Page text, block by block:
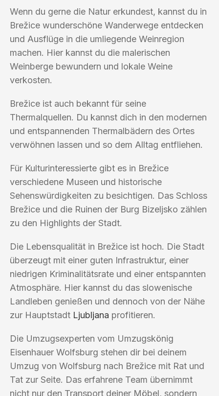
Wenn du gerne die Natur erkundest, kannst du in
Brežice wunderschöne Wanderwege entdecken
und Ausflüge in die umliegende Weinregion
machen. Hier kannst du die malerischen
Weinberge bewundern und lokale Weine
verkosten.
Brežice ist auch bekannt für seine
Thermalquellen. Du kannst dich in den modernen
und entspannenden Thermalbädern des Ortes
verwöhnen lassen und so dem Alltag entfliehen.
Für Kulturinteressierte gibt es in Brežice
verschiedene Museen und historische
Sehenswürdigkeiten zu besichtigen. Das Schloss
Brežice und die Ruinen der Burg Bizeljsko zählen
zu den Highlights der Stadt.
Die Lebensqualität in Brežice ist hoch. Die Stadt
überzeugt mit einer guten Infrastruktur, einer
niedrigen Kriminalitätsrate und einer entspannten
Atmosphäre. Hier kannst du das slowenische
Landleben genießen und dennoch von der Nähe
zur Hauptstadt Ljubljana profitieren.
Die Umzugsexperten vom Umzugskönig
Eisenhauer Wolfsburg stehen dir bei deinem
Umzug von Wolfsburg nach Brežice mit Rat und
Tat zur Seite. Das erfahrene Team übernimmt
nicht nur den Transport deiner Möbel, sondern